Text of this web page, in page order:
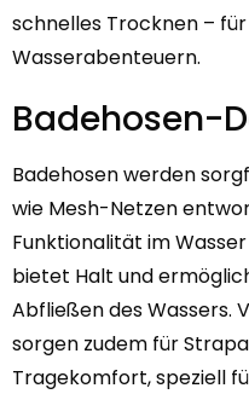
schnelles Trocknen –
Wasserabenteuern.
Badehosen-
Badehosen werden
wie Mesh-Netzen
Funktionalität im
bietet Halt und
Abfließen des Wassers.
sorgen zudem für
Tragekomfort, speziell